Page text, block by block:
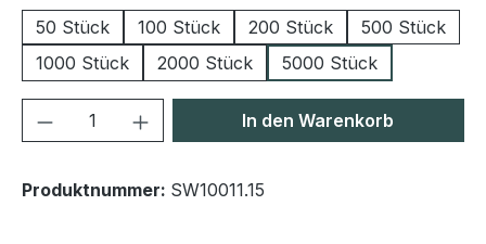
50 Stück
100 Stück 200 Stück
500 Stück
1000 Stück
2000 Stück 5000 Stück
Produkt Anzahl: Gib denIn den Warenkorb
Produktnummer: SW10011.15